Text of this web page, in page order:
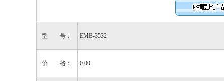
型 号： EMB-3532
价 格： 0.00